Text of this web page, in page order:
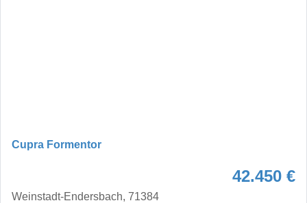
Cupra Formentor
42.450 €
Weinstadt-Endersbach, 71384